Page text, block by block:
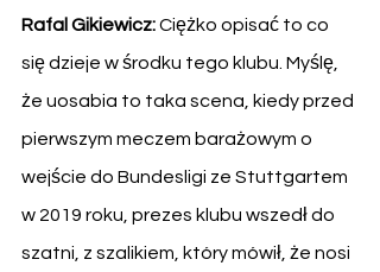
Rafal Gikiewicz: Ciężko opisać to co
się dzieje w środku tego klubu. Myślę,
że uosabia to taka scena, kiedy przed
pierwszym meczem barażowym o
wejście do Bundesligi ze Stuttgartem
w 2019 roku, prezes klubu wszedł do
szatni, z szalikiem, który mówił, że nosi